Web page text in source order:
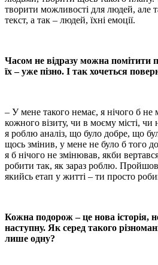
творити можливості для людей, але
текст, а так – людей, їхні емоції.
Часом не відразу можна помітити
їх – уже пізно. І так хочеться
– У мене такого немає, я нічого б не
кожного візиту, чи в моєму місті, чи
я роблю аналіз, що було добре, що
щось змінив, у мене не було б того
я б нічого не змінював, якби
робити так, як зараз роблю.
якийсь етап у житті – ти просто
Кожна подорож – це нова історія,
наступну. Як серед такого
лише одну?